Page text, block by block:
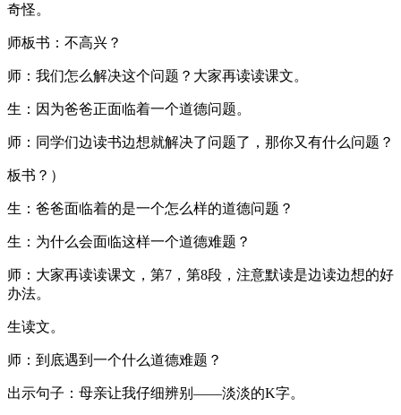
奇怪。
师板书：不高兴？
师：我们怎么解决这个问题？大家再读读课文。
生：因为爸爸正面临着一个道德问题。
师：同学们边读书边想就解决了问题了，那你又有什么问题？
板书？）
生：爸爸面临着的是一个怎么样的道德问题？
生：为什么会面临这样一个道德难题？
师：大家再读读课文，第7，第8段，注意默读是边读边想的好
办法。
生读文。
师：到底遇到一个什么道德难题？
出示句子：母亲让我仔细辨别——淡淡的K字。